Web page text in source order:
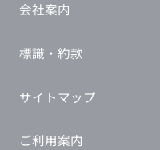
会社案内
標識・約款
サイトマップ
ご利用案内